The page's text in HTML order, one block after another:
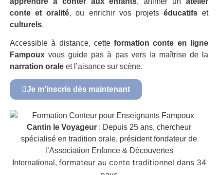
conte et oralité, ou enrichir vos projets éducatifset
culturels.
Accessible à distance, cetteformation conte en ligne
Fampoux vous guide pas à pas vers la maîtrise de la
narration orale et l’aisance sur scène.
Je m’inscris dès maintenant
Cantin le Voyageur : Depuis 25 ans, chercheur
spécialisé en tradition orale, président fondateur de
l’Association Enfance & Découvertes
International, formateur au conte traditionnel dans 34